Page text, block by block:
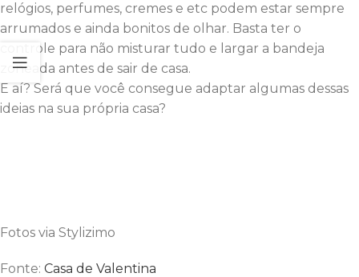
relógios, perfumes, cremes e etc podem estar sempre
arrumados e ainda bonitos de olhar. Basta ter o
controle para não misturar tudo e largar a bandeja
zoneada antes de sair de casa.
E aí? Será que você consegue adaptar algumas dessas
ideias na sua própria casa?
Fotos via Stylizimo
Fonte: Casa de Valentina